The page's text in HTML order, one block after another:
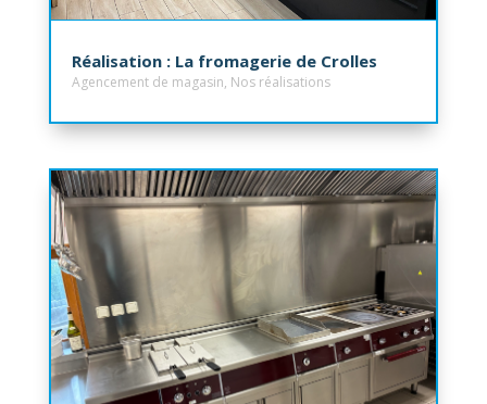
Réalisation : La fromagerie de Crolles
Agencement de magasin, Nos réalisations